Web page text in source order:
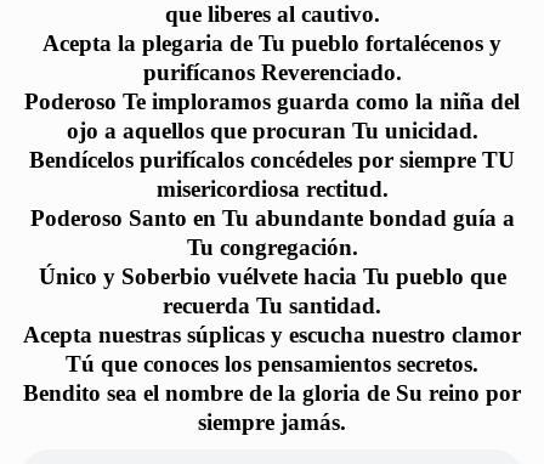
que liberes al cautivo.
Acepta la plegaria de Tu pueblo fortalécenos y
purifícanos Reverenciado.
Poderoso Te imploramos guarda como la niña del
ojo a aquellos que procuran Tu unicidad.
Bendícelos purifícalos concédeles por siempre TU
misericordiosa rectitud.
Poderoso Santo en Tu abundante bondad guía a
Tu congregación.
Único y Soberbio vuélvete hacia Tu pueblo que
recuerda Tu santidad.
Acepta nuestras súplicas y escucha nuestro clamor
Tú que conoces los pensamientos secretos.
Bendito sea el nombre de la gloria de Su reino por
siempre jamás.